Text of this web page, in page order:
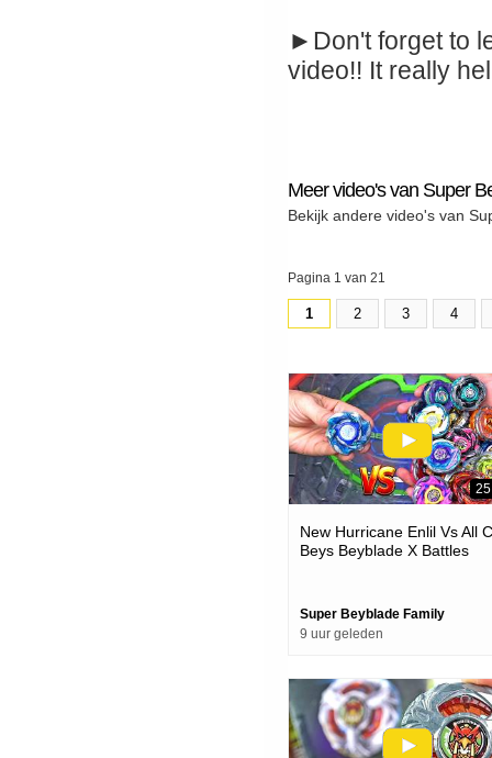
►Don't forget to
video!! It really
Meer video's van Super
Bekijk andere video's van
Pagina 1 van 21
1 2 3 4
New Hurricane Enlil Vs All
Beys Beyblade X Battles
Super Beyblade Family
9 uur geleden